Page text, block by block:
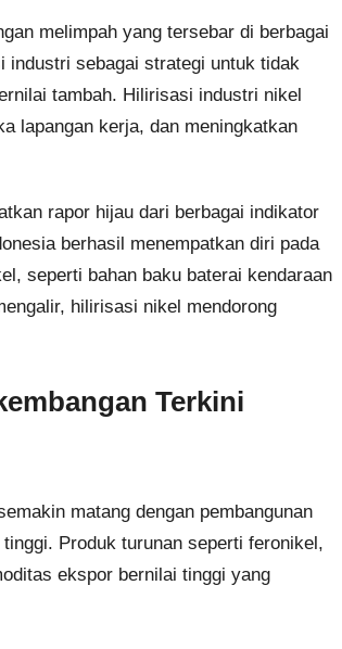
melimpah yang tersebar di berbagai
industri sebagai strategi untuk tidak
tambah. Hilirisasi industri nikel
lapangan kerja, dan meningkatkan
rapor hijau dari berbagai indikator
berhasil menempatkan diri pada
seperti bahan baku baterai kendaraan
hilirisasi nikel mendorong
Terkini
matang dengan pembangunan
Produk turunan seperti feronikel,
ekspor bernilai tinggi yang